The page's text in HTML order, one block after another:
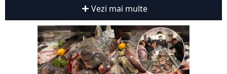
Vezi mai multe